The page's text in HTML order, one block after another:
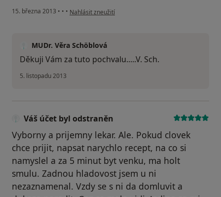
15. března 2013 • • • podle názoru uživatele Váš účet byl odstraněn
Nahlásit zneužití
MUDr. Věra Schöblová
Děkuji Vám za tuto pochvalu.....V. Sch.
5. listopadu 2013
Váš účet byl odstraněn
Vyborny a prijemny lekar. Ale. Pokud clovek
chce prijit, napsat narychlo recept, na co si
namyslel a za 5 minut byt venku, ma holt
smulu. Zadnou hladovost jsem u ni
nezaznamenal. Vzdy se s ni da domluvit a